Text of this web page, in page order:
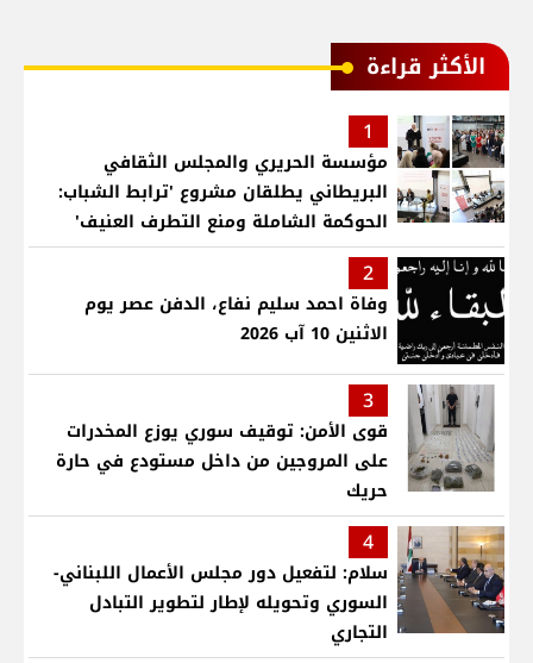
الأكثر قراءة
1
مؤسسة الحريري والمجلس الثقافي
البريطاني يطلقان مشروع 'ترابط الشباب:
الحوكمة الشاملة ومنع التطرف العنيف'
2
وفاة احمد سليم نفاع، الدفن عصر يوم
الاثنين 10 آب 2026
3
قوى الأمن: توقيف سوري يوزع المخدرات
على المروجين من داخل مستودع في حارة
حريك
4
سلام: لتفعيل دور مجلس الأعمال اللبناني-
السوري وتحويله لإطار لتطوير التبادل
التجاري